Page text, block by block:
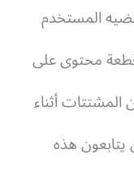
المستخدم
محتوى على
أثناء
هذه